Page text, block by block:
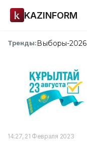
KAZINFORM
Тренды:Выборы-2026
14:27, 21 Февраля 2023